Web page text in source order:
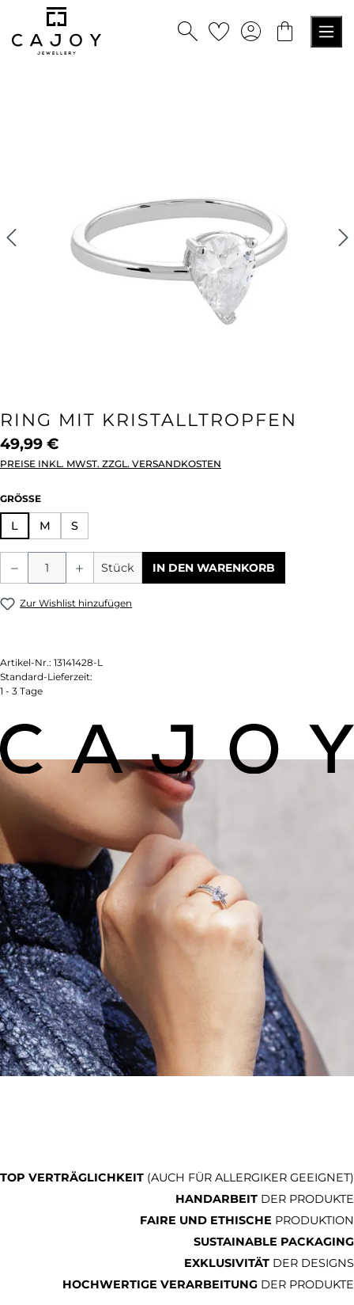
springen
RING MIT KRISTALLTROPFEN
49,99 €
PREISE INKL. MWST. ZZGL. VERSANDKOSTEN
GRÖSSE AUSWÄHLEN
L M S
Produkt Anzahl: Gib den gewünschten
Stück IN DEN WARENKORB
Zur Wishlist hinzufügen
Artikel-Nr.: 13141428-L
Standard-Lieferzeit:
1 - 3 Tage
TOP VERTRÄGLICHKEIT (AUCH FÜR ALLERGIKER GEEIGNET)
HANDARBEIT DER PRODUKTE
FAIRE UND ETHISCHE PRODUKTION
SUSTAINABLE PACKAGING
EXKLUSIVITÄT DER DESIGNS
HOCHWERTIGE VERARBEITUNG DER PRODUKTE